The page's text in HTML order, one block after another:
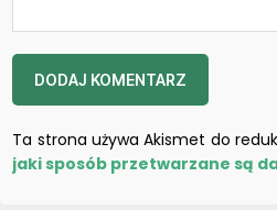
Ta strona używa Akismet do
jaki sposób przetwarzane są